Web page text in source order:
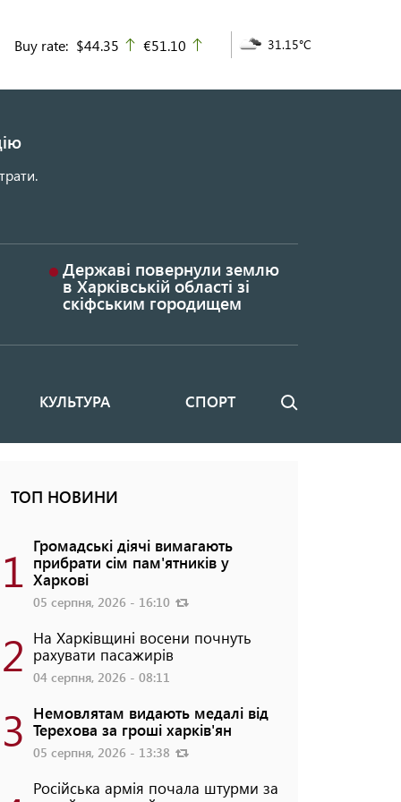
Buy rate: $44.35 up
€51.10 31.15°C
Державі повернули землю
в Харківській області зі
скіфським городищем
КУЛЬТУРА СПОРТ Пошук
ТОП НОВИНИ
1 Громадські діячі вимагають
прибрати сім пам'ятників у
Харкові
05 серпня, 2026 - 16:10
2 На Харківщині восени почнуть
рахувати пасажирів
04 серпня, 2026 - 08:11
3 Немовлятам видають медалі від
Терехова за гроші харків'ян
05 серпня, 2026 - 13:38
Російська армія почала штурми за